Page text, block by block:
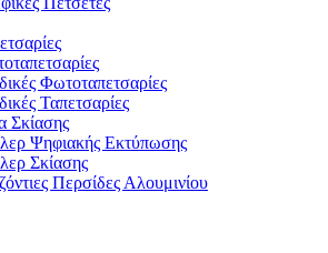
Φωτοταπετσαρίες
Ταπετσαρίες
Σκίασης
Ψηφιακής Εκτύπωσης
Σκίασης
Περσίδες Αλουμινίου